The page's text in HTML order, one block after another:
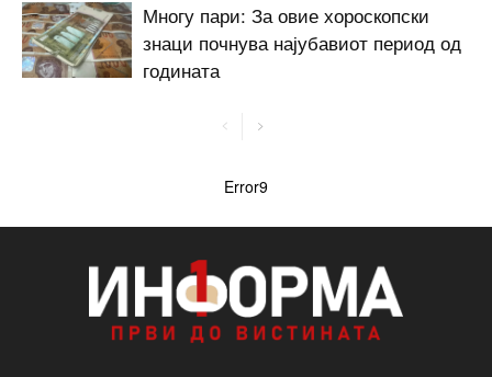
Многу пари: За овие хороскопски
знаци почнува најубавиот период од
годината
Error9